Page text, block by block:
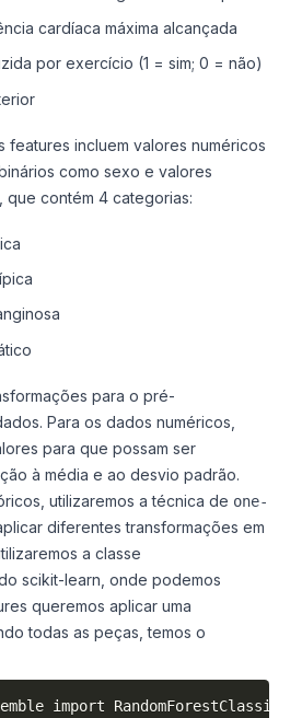
cardíaca máxima alcançada
por exercício (1 = sim; 0 = não)
features incluem valores numéricos
como sexo e valores
contém 4 categorias:
para o pré-
Para os dados numéricos,
para que possam ser
à média e ao desvio padrão.
utilizaremos a técnica de one-
diferentes transformações em
a classe
scikit-learn, onde podemos
queremos aplicar uma
todas as peças, temos o
import